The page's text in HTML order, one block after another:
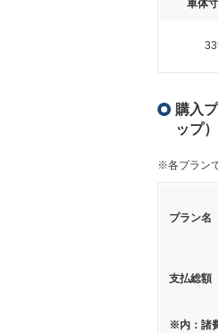
車体
購入
ップ）
※各プラン
プラン名
支払総額
※内：諸